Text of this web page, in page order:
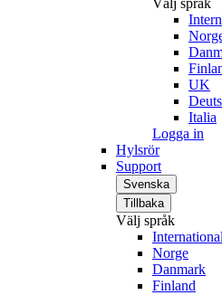
Välj språk
UK
Italia
Logga in
Hylsrör
Support
Svenska
Tillbaka
Välj språk
International
Norge
Danmark
Finland